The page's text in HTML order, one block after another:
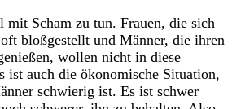
mit Scham zu tun. Frauen, die sich
bloßgestellt und Männer, die ihren
wollen nicht in diese
ist auch die ökonomische Situation,
schwierig ist. Es ist schwer